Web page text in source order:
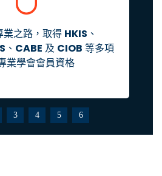
業之路，取得 HKIS 、
、 CABE 及 CIOB 等多項
業學會會員資格
3 4 5 6